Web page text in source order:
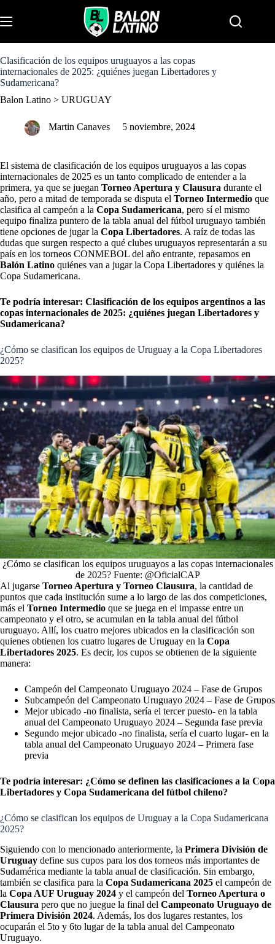
k
i
o
c
o
t
Clasificación de los equipos uruguayos a las copas
internacionales de 2025: ¿quiénes juegan Libertadores y
Sudamericana?
Balon Latino > URUGUAY
Martin Canaves 5 noviembre, 2024
El sistema de clasificación de los equipos uruguayos a las copas
internacionales de 2025 es un tanto complicado de entender a la
primera, ya que se juegan Torneo Apertura y Clausura durante el
año, pero a mitad de temporada se disputa el Torneo Intermedio que
clasifica al campeón a la Copa Sudamericana, pero sí el mismo
equipo finaliza puntero de la tabla anual del fútbol uruguayo también
tiene opciones de jugar la Copa Libertadores. A raíz de todas las
dudas que surgen respecto a qué clubes uruguayos representarán a su
país en los torneos CONMEBOL del año entrante, repasamos en
Balón Latino quiénes van a jugar la Copa Libertadores y quiénes la
Copa Sudamericana.
Te podría interesar: Clasificación de los equipos argentinos a las
copas internacionales de 2025: ¿quiénes juegan Libertadores y
Sudamericana?
¿Cómo se clasifican los equipos de Uruguay a la Copa Libertadores
2025?
¿Cómo se clasifican los equipos uruguayos a las copas internacionales
de 2025? Fuente: @OficialCAP
Al jugarse Torneo Apertura y Torneo Clausura, la cantidad de
puntos que cada institución sume a lo largo de las dos competiciones,
más el Torneo Intermedio que se juega en el impasse entre un
campeonato y el otro, se acumulan en la tabla anual del fútbol
uruguayo. Allí, los cuatro mejores ubicados en la clasificación son
quienes obtienen los cuatro lugares de Uruguay en la Copa
Libertadores 2025. Es decir, los cupos se obtienen de la siguiente
manera:
Campeón del Campeonato Uruguayo 2024 – Fase de Grupos
Subcampeón del Campeonato Uruguayo 2024 – Fase de Grupos
Mejor ubicado -no finalista, sería el tercer puesto- en la tabla
anual del Campeonato Uruguayo 2024 – Segunda fase previa
Segundo mejor ubicado -no finalista, sería el cuarto lugar- en la
tabla anual del Campeonato Uruguayo 2024 – Primera fase
previa
Te podría interesar: ¿Cómo se definen las clasificaciones a la Copa
Libertadores y Copa Sudamericana del fútbol chileno?
¿Cómo se clasifican los equipos de Uruguay a la Copa Sudamericana
2025?
Siguiendo con lo mencionado anteriormente, la Primera División de
Uruguay define sus cupos para los dos torneos más importantes de
Sudamérica mediante la tabla anual de clasificación. Sin embargo,
también se clasifica para la Copa Sudamericana 2025 el campeón de
la Copa AUF Uruguay 2024 y el campeón del Torneo Apertura o
Clausura pero que no juegue la final del Campeonato Uruguayo de
Primera División 2024. Además, los dos lugares restantes, los
ocuparán el 5to y 6to lugar de la tabla anual del Campeonato
Uruguayo.